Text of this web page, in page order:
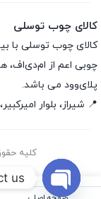
کالای چوب توسلی
چوبی اعم از ام‌دی‌اف،
پلای‌وود می باشد.
📍 شیراز، بلوار
کلیه
us